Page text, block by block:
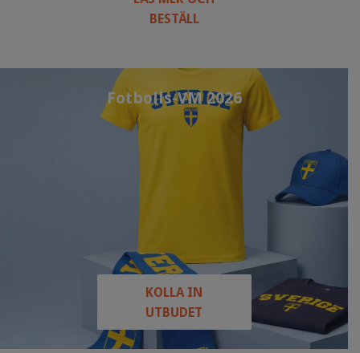
BESTÄLL
Fotbolls-VM 2026
KOLLA IN
UTBUDET